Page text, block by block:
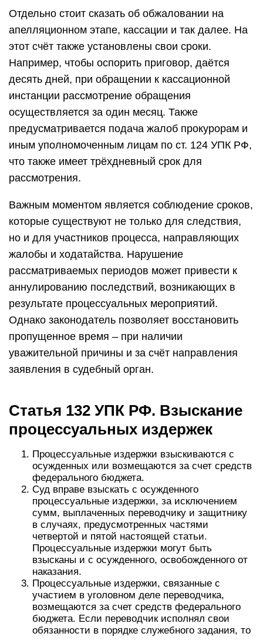
Отдельно стоит сказать об обжаловании на
апелляционном этапе, кассации и так далее. На
этот счёт также установлены свои сроки.
Например, чтобы оспорить приговор, даётся
десять дней, при обращении к кассационной
инстанции рассмотрение обращения
осуществляется за один месяц. Также
предусматривается подача жалоб прокурорам и
иным уполномоченным лицам по ст. 124 УПК РФ,
что также имеет трёхдневный срок для
рассмотрения.
Важным моментом является соблюдение сроков,
которые существуют не только для следствия,
но и для участников процесса, направляющих
жалобы и ходатайства. Нарушение
рассматриваемых периодов может привести к
аннулированию последствий, возникающих в
результате процессуальных мероприятий.
Однако законодатель позволяет восстановить
пропущенное время – при наличии
уважительной причины и за счёт направления
заявления в судебный орган.
Статья 132 УПК РФ. Взыскание
процессуальных издержек
Процессуальные издержки взыскиваются с
осужденных или возмещаются за счет средств
федерального бюджета.
Суд вправе взыскать с осужденного
процессуальные издержки, за исключением
сумм, выплаченных переводчику и защитнику
в случаях, предусмотренных частями
четвертой и пятой настоящей статьи.
Процессуальные издержки могут быть
взысканы и с осужденного, освобожденного от
наказания.
Процессуальные издержки, связанные с
участием в уголовном деле переводчика,
возмещаются за счет средств федерального
бюджета. Если переводчик исполнял свои
обязанности в порядке служебного задания, то